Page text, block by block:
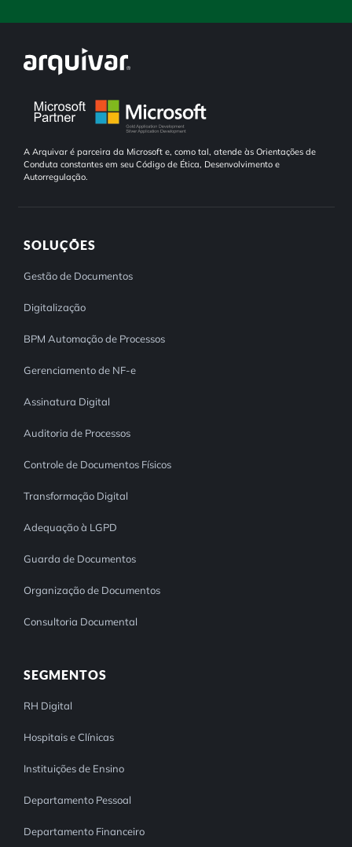
A Arquivar é parceira da Microsoft e, como tal, atende às Orientações de
Conduta constantes em seu Código de Ética, Desenvolvimento e
Autorregulação.
SOLUÇÕES
Gestão de Documentos
Digitalização
BPM Automação de Processos
Gerenciamento de NF-e
Assinatura Digital
Auditoria de Processos
Controle de Documentos Físicos
Transformação Digital
Adequação à LGPD
Guarda de Documentos
Organização de Documentos
Consultoria Documental
SEGMENTOS
RH Digital
Hospitais e Clínicas
Instituições de Ensino
Departamento Pessoal
Departamento Financeiro